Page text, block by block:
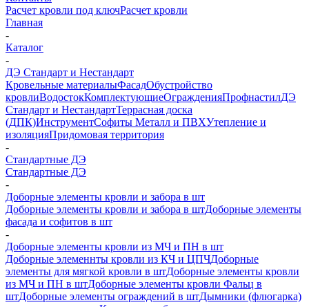
Расчет кровли под ключРасчет кровли
Главная
-
Каталог
-
ДЭ Стандарт и Нестандарт
Кровельные материалыФасадОбустройство
кровлиВодостокКомплектующиеОгражденияПрофнастилДЭ
Стандарт и НестандартТеррасная доска
(ДПК)ИнструментСофиты Металл и ПВХУтепление и
изоляцияПридомовая территория
-
Стандартные ДЭ
Стандартные ДЭ
-
Доборные элементы кровли и забора в шт
Доборные элементы кровли и забора в штДоборные элементы
фасада и софитов в шт
-
Доборные элементы кровли из МЧ и ПН в шт
Доборные элеменнты кровли из КЧ и ЦПЧДоборные
элементы для мягкой кровли в штДоборные элементы кровли
из МЧ и ПН в штДоборные элементы кровли Фальц в
штДоборные элементы ограждений в штДымники (флюгарка)